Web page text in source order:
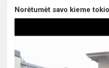
Norėtumėt savo kieme